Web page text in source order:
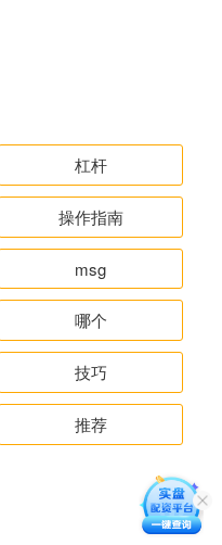
杠杆
操作指南
msg
哪个
技巧
推荐